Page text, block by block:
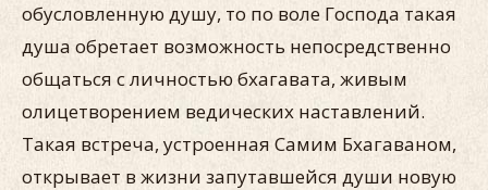
обусловленную душу, то по воле Господа такая
душа обретает возможность непосредственно
общаться с личностью бхагавата, живым
олицетворением ведических наставлений.
Такая встреча, устроенная Самим Бхагаваном,
открывает в жизни запутавшейся души новую